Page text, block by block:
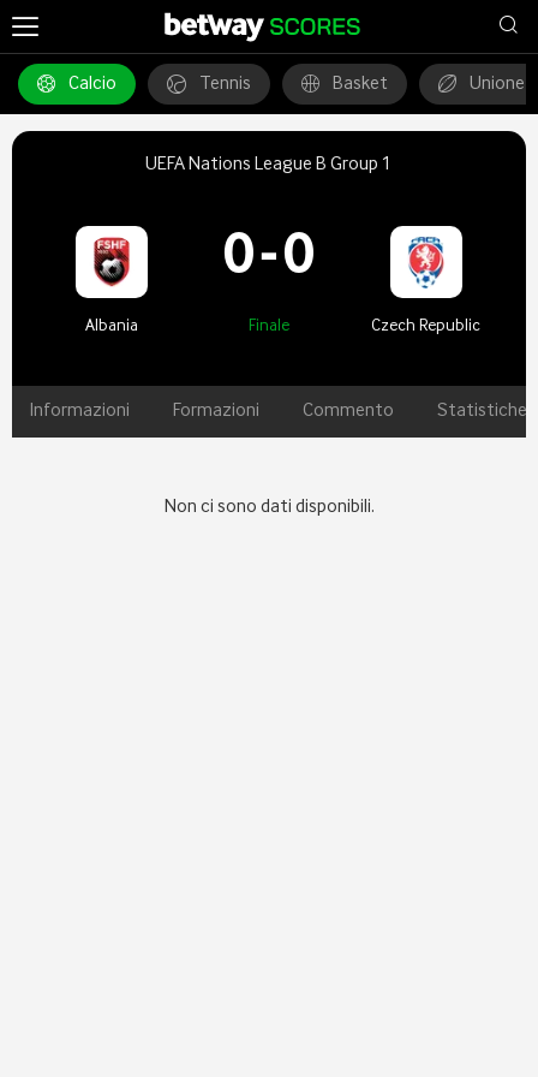
Calcio Tennis Basket Unione
UEFA Nations League B Group 1
Albania
0-0
Finale Czech Republic
Informazioni Formazioni Commento Statistiche
Non ci sono dati disponibili.